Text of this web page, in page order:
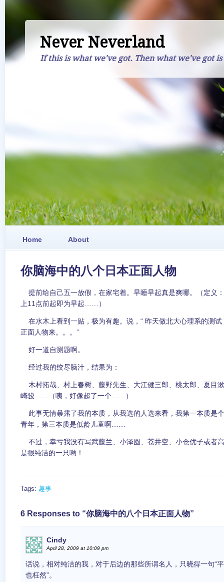
Never Neverland
If this is what we've got. Then what we've got is
Home About
你脑海中的八个日本正面人物
提前给自己五一放假，在家宅着。早睡早起真是爽哪。（定义
上11点前起即为早起……）
在水木上看到一贴，极为有趣。说，“ 昨天做北大心理系的测
正面人物来。。。”
好一道自测题啊。
经过我的绞尽脑汁，结果为：
木村拓哉、村上春树、藤野先生、大江健三郎、桃太郎、夏目
崎骏……（咦，好像超了一个……）
此事无情暴露了我的本质，从我选的人选来看，我第一本质是
青年，第三本质是低龄儿童啊……
不过，幸亏我没有写武藤兰、小泽圆、苍井空、小仓优子或者
是很纯洁的一只哟！
Tags: 趣事
6 Responses to “你脑海中的八个日本正面人物”
Cindy
April 28, 2009 at 10:09 pm
话说，相对纯洁的我，对于后边的那些所谓名人，只晓得一句“
也枉然”。